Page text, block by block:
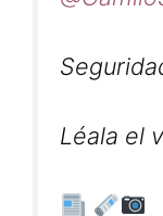
Léala el